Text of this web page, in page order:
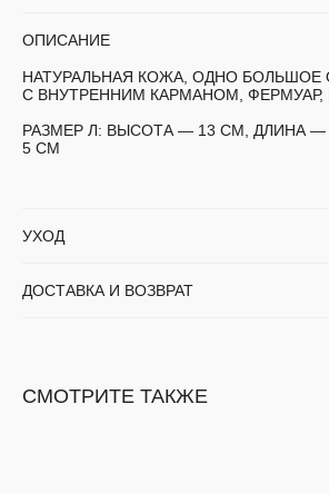
ОПИСАНИЕ
НАТУРАЛЬНАЯ КОЖА, ОДНО БОЛЬШОЕ
С ВНУТРЕННИМ КАРМАНОМ, ФЕРМУАР,
РАЗМЕР Л: ВЫСОТА — 13 СМ, ДЛИНА
5 СМ
УХОД
ДОСТАВКА И ВОЗВРАТ
СМОТРИТЕ ТАКЖЕ